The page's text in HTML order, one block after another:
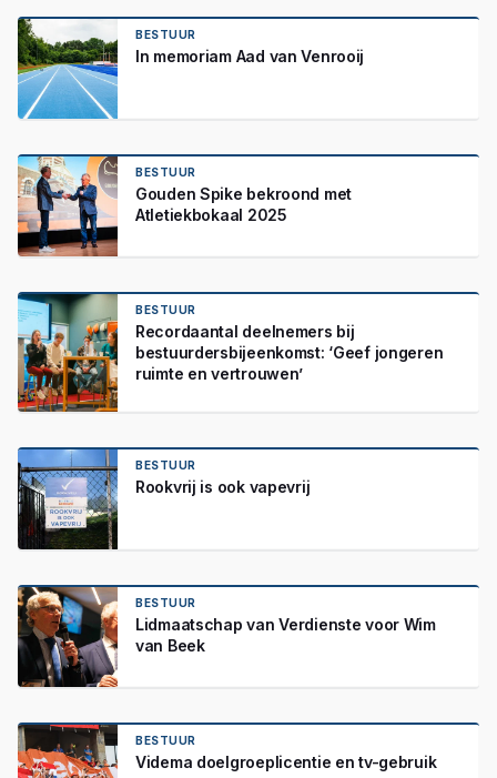
BESTUUR
In memoriam Aad van Venrooij
BESTUUR
Gouden Spike bekroond met
Atletiekbokaal 2025
BESTUUR
Recordaantal deelnemers bij
bestuurdersbijeenkomst: ‘Geef jongeren
ruimte en vertrouwen’
BESTUUR
Rookvrij is ook vapevrij
BESTUUR
Lidmaatschap van Verdienste voor Wim
van Beek
BESTUUR
Videma doelgroeplicentie en tv-gebruik